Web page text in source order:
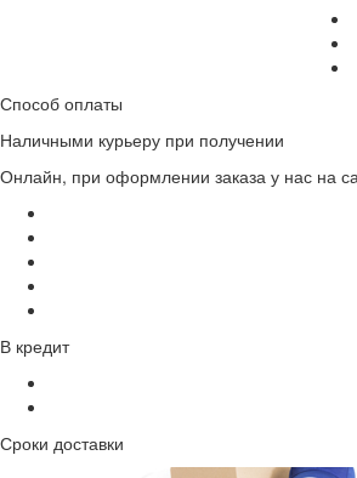
Способ оплаты
Наличными курьеру при получении
Онлайн, при оформлении заказа у нас на
В кредит
Сроки доставки